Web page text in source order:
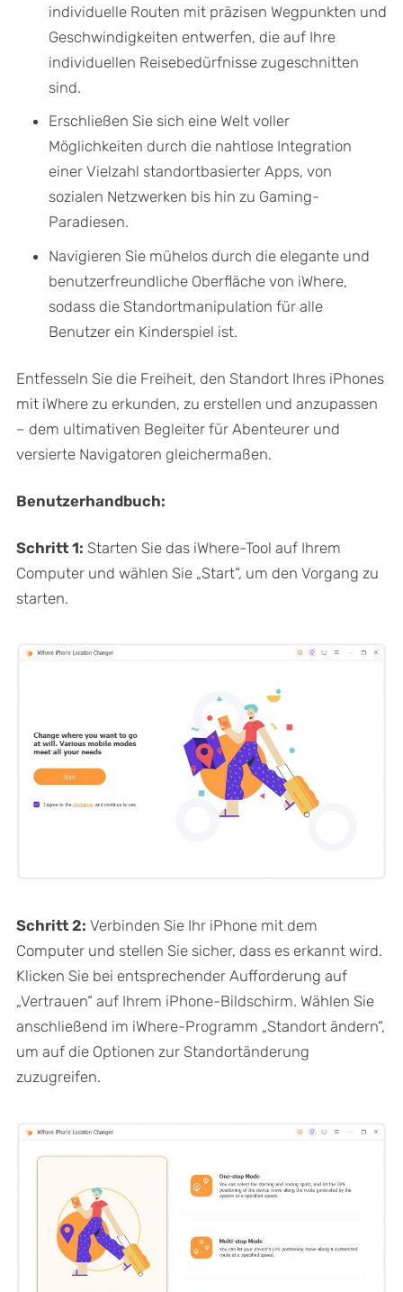
individuelle Routen mit präzisen Wegpunkten und
Geschwindigkeiten entwerfen, die auf Ihre
individuellen Reisebedürfnisse zugeschnitten
sind.
Erschließen Sie sich eine Welt voller
Möglichkeiten durch die nahtlose Integration
einer Vielzahl standortbasierter Apps, von
sozialen Netzwerken bis hin zu Gaming-
Paradiesen.
Navigieren Sie mühelos durch die elegante und
benutzerfreundliche Oberfläche von iWhere,
sodass die Standortmanipulation für alle
Benutzer ein Kinderspiel ist.
Entfesseln Sie die Freiheit, den Standort Ihres iPhones
mit iWhere zu erkunden, zu erstellen und anzupassen
– dem ultimativen Begleiter für Abenteurer und
versierte Navigatoren gleichermaßen.
Benutzerhandbuch:
Schritt 1: Starten Sie das iWhere-Tool auf Ihrem
Computer und wählen Sie „Start“, um den Vorgang zu
starten.
Schritt 2: Verbinden Sie Ihr iPhone mit dem
Computer und stellen Sie sicher, dass es erkannt wird.
Klicken Sie bei entsprechender Aufforderung auf
„Vertrauen“ auf Ihrem iPhone-Bildschirm. Wählen Sie
anschließend im iWhere-Programm „Standort ändern“,
um auf die Optionen zur Standortänderung
zuzugreifen.